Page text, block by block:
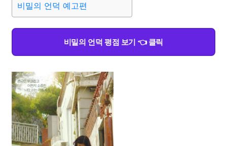
비밀의 언덕 예고편
비밀의 언덕 평점 보기 👈 클릭